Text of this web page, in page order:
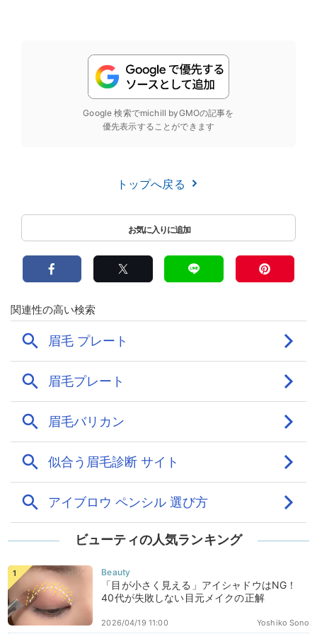
Google 検索でmichill byGMOの記事を
優先表示することができます
トップへ戻る
ビューティの人気ランキング
「目が小さく見える」アイシャドウはNG！
40代が失敗しない目元メイクの正解
Yoshiko Sono
2026/04/19 11:00